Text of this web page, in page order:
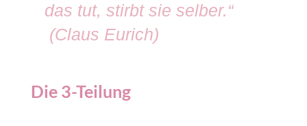
das tut, stirbt sie selber.“
(Claus Eurich)
Die 3-Teilung